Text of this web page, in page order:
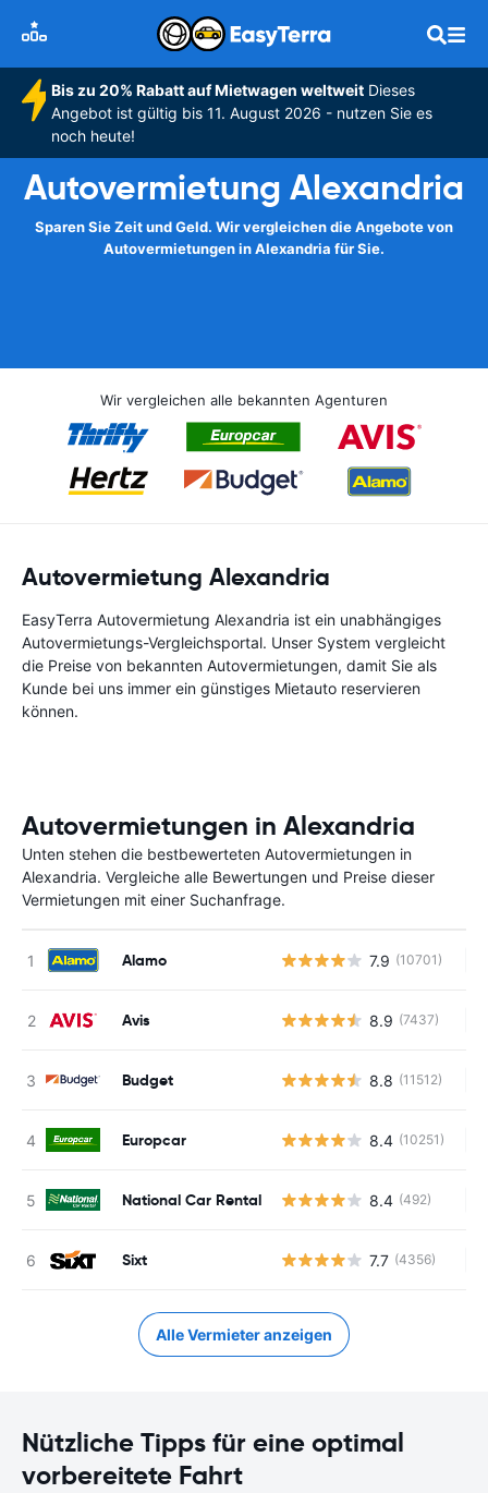
Bis zu 20% Rabatt auf Mietwagen weltweitDieses
Angebot ist gültig bis 11. August 2026 - nutzen Sie es
noch heute!
Autovermietung Alexandria
Sparen Sie Zeit und Geld. Wir vergleichen die Angebote von
Autovermietungen in Alexandria für Sie.
Wir vergleichen alle bekannten Agenturen
Autovermietung Alexandria
EasyTerra Autovermietung Alexandria ist ein unabhängiges
Autovermietungs-Vergleichsportal. Unser System vergleicht
die Preise von bekannten Autovermietungen, damit Sie als
Kunde bei uns immer ein günstiges Mietauto reservieren
können.
Autovermietungen in Alexandria
Unten stehen die bestbewerteten Autovermietungen in
Alexandria. Vergleiche alle Bewertungen und Preise dieser
Vermietungen mit einer Suchanfrage.
Alamo 7.9 (10701)
Avis 8.9 (7437)
Budget 8.8 (11512)
Europcar 8.4 (10251)
National Car Rental 8.4 (492)
Sixt 7.7 (4356)
Alle Vermieter anzeigen
Nützliche Tipps für eine optimal
vorbereitete Fahrt